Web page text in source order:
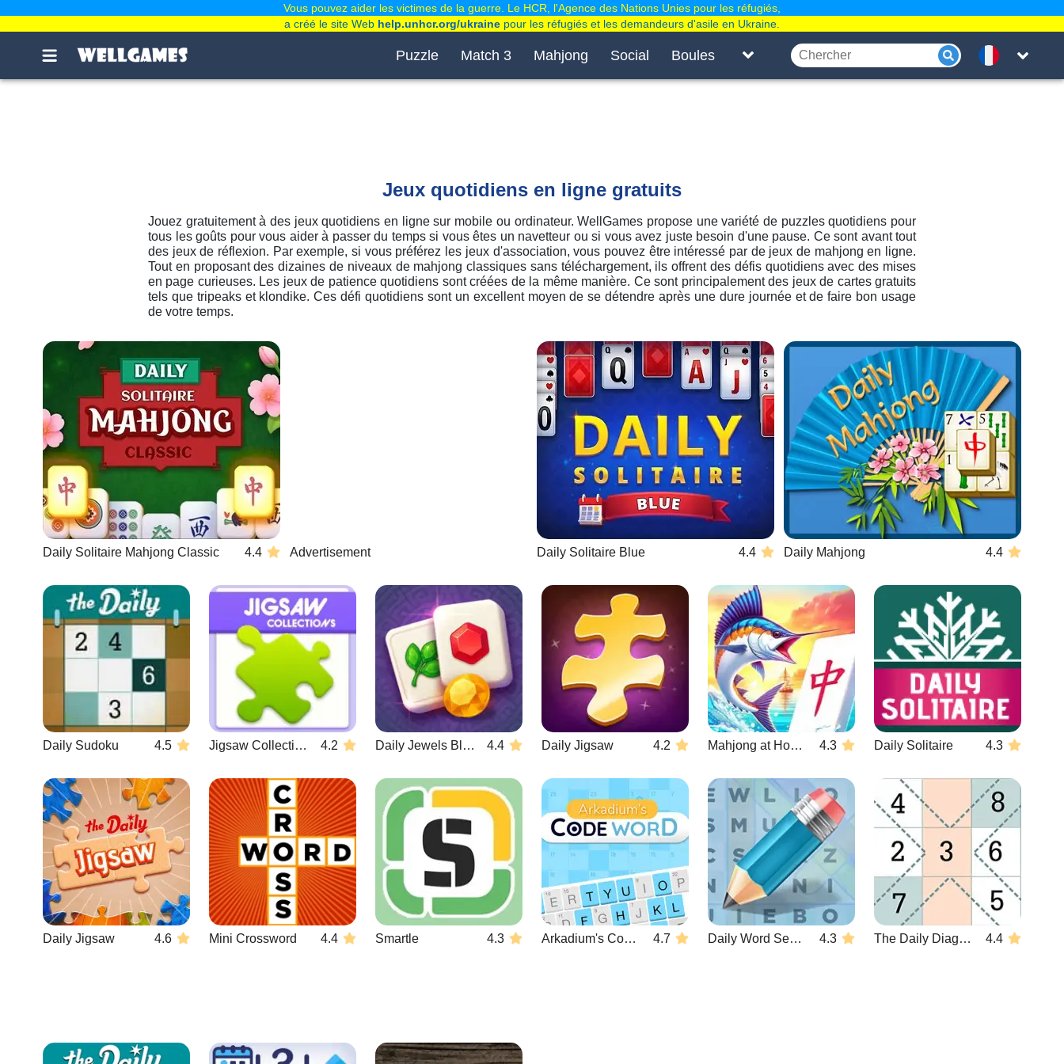
Jeux quotidiens en ligne gratuits
Jouez gratuitement à des jeux quotidiens en ligne sur mobile ou ordinateur. WellGames propose une variété de puzzles quotidiens pour
tous les goûts pour vous aider à passer du temps si vous êtes un navetteur ou si vous avez juste besoin d'une pause. Ce sont avant tout
des jeux de réflexion. Par exemple, si vous préférez les jeux d'association, vous pouvez être intéressé par de jeux de mahjong en ligne.
Tout en proposant des dizaines de niveaux de mahjong classiques sans téléchargement, ils offrent des défis quotidiens avec des mises
en page curieuses. Les jeux de patience quotidiens sont créées de la même manière. Ce sont principalement des jeux de cartes gratuits
tels que tripeaks et klondike. Ces défi quotidiens sont un excellent moyen de se détendre après une dure journée et de faire bon usage
de votre temps.
Puzzle Match 3 Mahjong Social Boules
Daily Solitaire Mahjong Classic 4.4 Advertisement Daily Solitaire Blue 4.4 Daily Mahjong 4.4
Daily Sudoku 4.5 Jigsaw Collections 4.2 Daily Jewels Blitz Mahjong 4.4 Daily Jigsaw 4.2 Mahjong at Home: Aloha Edition 4.3 Daily Solitaire 4.3
Daily Jigsaw 4.6 Mini Crossword 4.4 Smartle 4.3 Arkadium's Codeword 4.7 Daily Word Search 4.3 The Daily Diagonal Sudoku 4.4
Vous pouvez aider les victimes de la guerre. Le HCR, l'Agence des Nations Unies pour les réfugiés,
a créé le site Web help.unhcr.org/ukraine pour les réfugiés et les demandeurs d'asile en Ukraine.